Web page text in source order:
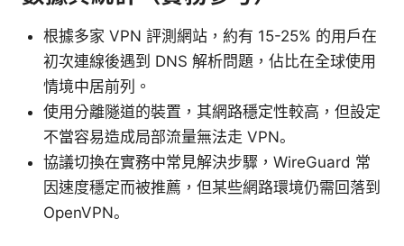
根據多家 VPN 評測網站，約有 15-25% 的用戶在
初次連線後遇到 DNS 解析問題，佔比在全球使用
情境中居前列。
使用分離隧道的裝置，其網路穩定性較高，但設定
不當容易造成局部流量無法走 VPN。
協議切換在實務中常見解決步驟，WireGuard 常
因速度穩定而被推薦，但某些網路環境仍需回落到
OpenVPN。